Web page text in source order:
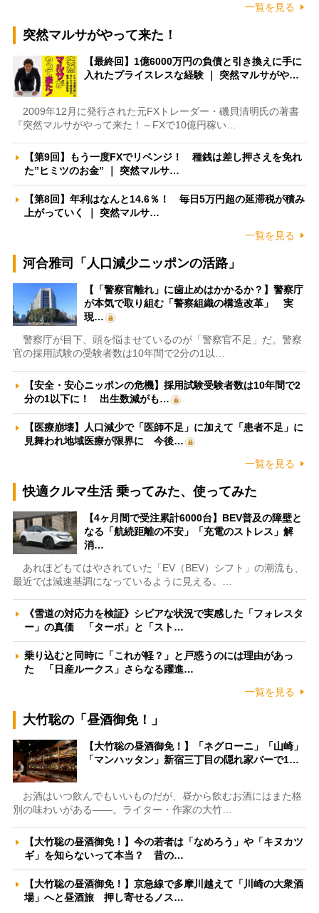
一覧を見る
突然マルサがやって来た！
【最終回】1億6000万円の負債と引き換えに手に
入れたプライスレスな経験 ｜ 突然マルサがや…
2009年12月に発行された元FXトレーダー・磯貝清明氏の著書
『突然マルサがやって来た！～FXで10億円稼い…
【第9回】もう一度FXでリベンジ！ 種銭は差し押さえを免れ
た”ヒミツのお金” ｜ 突然マルサ…
【第8回】年利はなんと14.6％！ 毎日5万円超の延滞税が積み
上がっていく ｜ 突然マルサ…
一覧を見る
河合雅司「人口減少ニッポンの活路」
【「警察官離れ」に歯止めはかかるか？】警察庁
が本気で取り組む「警察組織の構造改革」 実
現…
警察庁が目下、頭を悩ませているのが「警察官不足」だ。警察
官の採用試験の受験者数は10年間で2分の1以…
【安全・安心ニッポンの危機】採用試験受験者数は10年間で2
分の1以下に！ 出生数減がも…
【医療崩壊】人口減少で「医師不足」に加えて「患者不足」に
見舞われ地域医療が限界に 今後…
一覧を見る
快適クルマ生活 乗ってみた、使ってみた
【4ヶ月間で受注累計6000台】BEV普及の障壁と
なる「航続距離の不安」「充電のストレス」解
消…
あれほどもてはやされていた「EV（BEV）シフト」の潮流も、
最近では減速基調になっているように見える。…
《雪道の対応力を検証》シビアな状況で実感した「フォレスタ
ー」の真価 「ターボ」と「スト…
乗り込むと同時に「これが軽？」と戸惑うのには理由があっ
た 「日産ルークス」さらなる躍進…
一覧を見る
大竹聡の「昼酒御免！」
【大竹聡の昼酒御免！】「ネグローニ」「山崎」
「マンハッタン」新宿三丁目の隠れ家バーで1…
お酒はいつ飲んでもいいものだが、昼から飲むお酒にはまた格
別の味わいがある――。ライター・作家の大竹…
【大竹聡の昼酒御免！】今の若者は「なめろう」や「キヌカツ
ギ」を知らないって本当？ 昔の…
【大竹聡の昼酒御免！】京急線で多摩川越えて「川崎の大衆酒
場」へと昼酒旅 押し寄せるノス…